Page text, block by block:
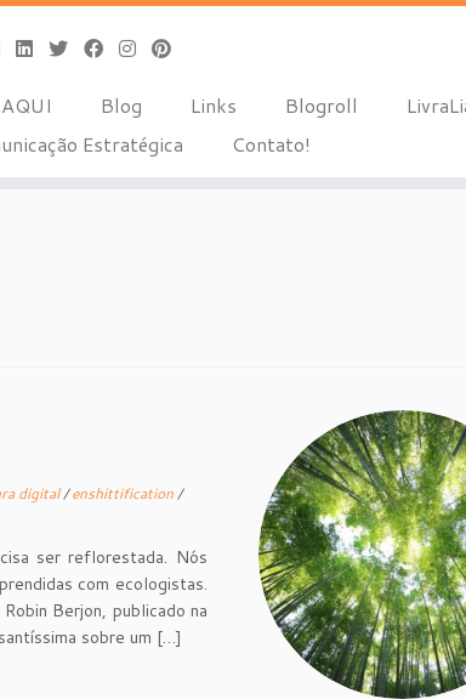
Blog Links Blogroll
Estratégica
Contato!
digital/enshittification/
ser reflorestada. Nós
com ecologistas.
Berjon, publicado na
sobre um […]